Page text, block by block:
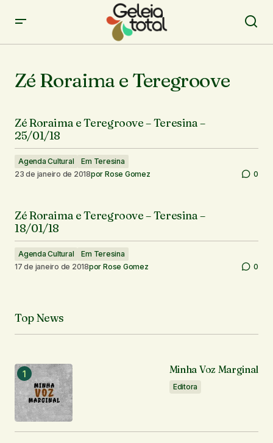
Zé Roraima e Teregroove
Zé Roraima e Teregroove – Teresina –
25/01/18
Agenda Cultural
Em Teresina
23 de janeiro de 2018por Rose Gomez 0
Zé Roraima e Teregroove – Teresina –
18/01/18
Agenda Cultural
Em Teresina
17 de janeiro de 2018por Rose Gomez 0
Top News
Minha Voz Marginal
Editora